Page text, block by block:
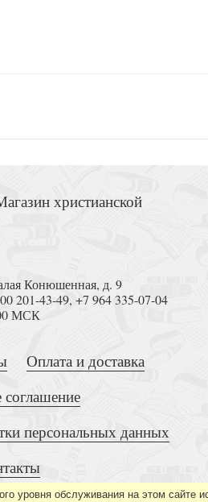
Свой у Бога. Воспоминания об
христианской
Конюшенная, д. 9
201-43-49, +7 964 335-07-04
МСК
Оплата и доставка
соглашение
персональных данных
уровня обслуживания на этом